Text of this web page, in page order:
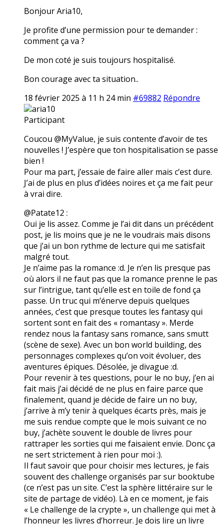
Bonjour Aria10,
Je profite d’une permission pour te demander :
comment ça va ?
De mon coté je suis toujours hospitalisé.
Bon courage avec ta situation..
18 février 2025 à 11 h 24 min #69882 Répondre
aria10
Participant
Coucou @MyValue, je suis contente d’avoir de tes
nouvelles ! J’espère que ton hospitalisation se passe
bien !
Pour ma part, j’essaie de faire aller mais c’est dure.
J’ai de plus en plus d’idées noires et ça me fait peur
à vrai dire.
@Patate12 :
Oui je lis assez. Comme je l’ai dit dans un précédent
post, je lis moins que je ne le voudrais mais disons
que j’ai un bon rythme de lecture qui me satisfait
malgré tout.
Je n’aime pas la romance :d. Je n’en lis presque pas
où alors il ne faut pas que la romance prenne le pas
sur l’intrigue, tant qu’elle est en toile de fond ça
passe. Un truc qui m’énerve depuis quelques
années, c’est que presque toutes les fantasy qui
sortent sont en fait des « romantasy ». Merde
rendez nous la fantasy sans romance, sans smutt
(scène de sexe). Avec un bon world building, des
personnages complexes qu’on voit évoluer, des
aventures épiques. Désolée, je divague :d.
Pour revenir à tes questions, pour le no buy, j’en ai
fait mais j’ai décidé de ne plus en faire parce que
finalement, quand je décide de faire un no buy,
j’arrive à m’y tenir à quelques écarts près, mais je
me suis rendue compte que le mois suivant ce no
buy, j’achète souvent le double de livres pour
rattraper les sorties qui me faisaient envie. Donc ça
ne sert strictement à rien pour moi :).
Il faut savoir que pour choisir mes lectures, je fais
souvent des challenge organisés par sur booktube
(ce n’est pas un site. C’est la sphère littéraire sur le
site de partage de vidéo). Là en ce moment, je fais
« Le challenge de la crypte », un challenge qui met à
l’honneur les livres d’horreur. Je dois lire un livre